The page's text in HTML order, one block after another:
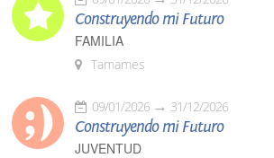
Construyendo mi Futuro
FAMILIA
Tamames
09/01/2026 31/12/2026
Construyendo mi Futuro
JUVENTUD